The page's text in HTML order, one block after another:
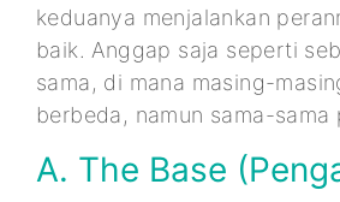
keduanya menjalankan
baik. Anggap saja seperti
sama, di mana masing-
berbeda, namun sama-sama
A. The Base